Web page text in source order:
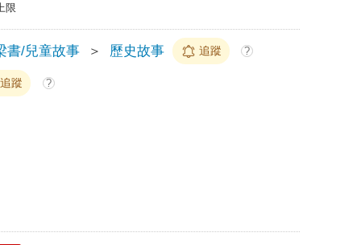
限
書/兒童故事 ＞ 歷史故事 追蹤 ?
追蹤 ?